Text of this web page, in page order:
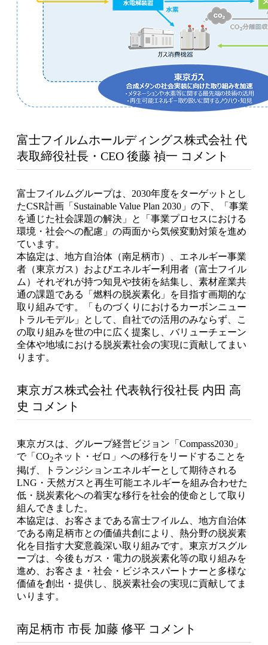
富士フイルムホールディングス株式会社 代
表取締役社長・CEO 後藤 禎一 コメント
富士フイルムグループは、2030年度をターゲットとし
たCSR計画「Sustainable Value Plan 2030」の下、「事業
を通じた社会課題の解決」と「事業プロセスにおける
環境・社会への配慮」の両面から気候変動対策を進め
ています。
本協定は、地方自治体（南足柄市）、エネルギー事業
者（東京ガス）およびエネルギー利用者（富士フイル
ム）それぞれが持つ知見や技術を結集し、素材産業共
通の課題である「燃料の脱炭素化」を目指す画期的な
取り組みです。「ものづくりにおけるカーボンニュー
トラルモデル」として、自社での活用のみならず、こ
の取り組みを世の中に広く提案し、バリューチェーン
全体や地域における脱炭素社会の実現に貢献してまい
ります。
東京ガス株式会社 代表執行役社長 内田 高
史 コメント
東京ガスは、グループ経営ビジョン「Compass2030」
で「CO2ネット・ゼロ」への移行をリードすることを
掲げ、トランジションエネルギーとして期待される
LNG・天然ガスと再生可能エネルギーを組み合わせた
低・脱炭素化への着実な移行を社会的使命として取り
組んできました。
本協定は、お客さまである富士フイルム、地方自治体
である南足柄市との価値共創により、熱分野の脱炭素
化を目指す大変意義深い取り組みです。東京ガスグル
ープは、今後もガス・電力の脱炭素化等の取り組みを
進め、お客さま・社会・ビジネスパートナーと多様な
価値を創出・提供し、脱炭素社会の実現に貢献してま
いります。
南足柄市 市長 加藤 修平 コメント